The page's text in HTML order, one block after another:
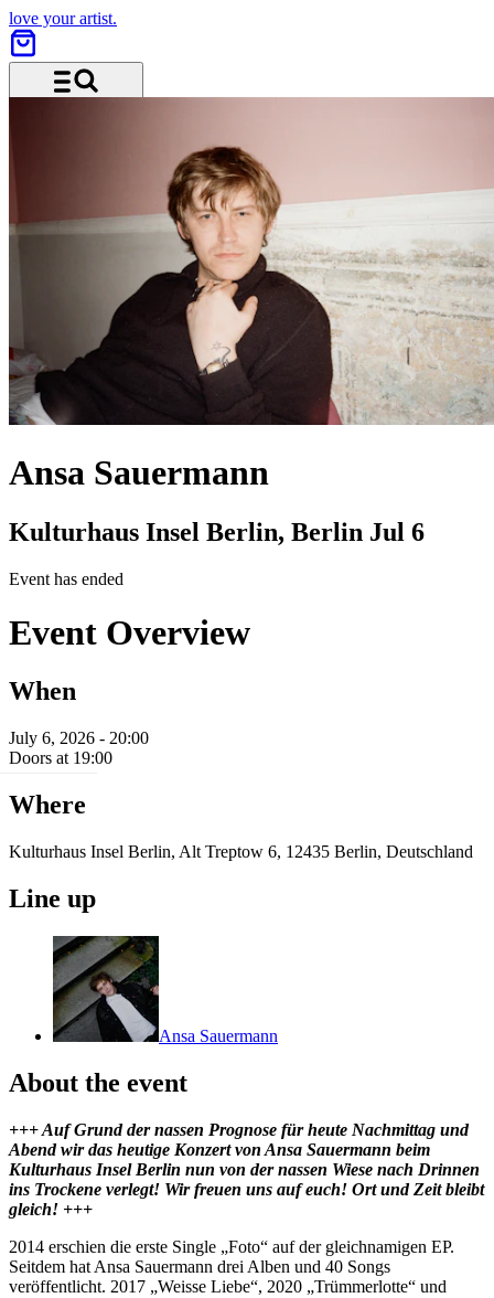
love your artist.
Ansa Sauermann
Kulturhaus Insel Berlin, Berlin Jul 6
Event has ended
Event Overview
When
July 6, 2026 - 20:00
Doors at 19:00
Where
Kulturhaus Insel Berlin, Alt Treptow 6, 12435 Berlin, Deutschland
Line up
Ansa Sauermann
About the event
+++ Auf Grund der nassen Prognose für heute Nachmittag und
Abend wir das heutige Konzert von Ansa Sauermann beim
Kulturhaus Insel Berlin nun von der nassen Wiese nach Drinnen
ins Trockene verlegt! Wir freuen uns auf euch! Ort und Zeit bleibt
gleich! +++
2014 erschien die erste Single „Foto“ auf der gleichnamigen EP.
Seitdem hat Ansa Sauermann drei Alben und 40 Songs
veröffentlicht. 2017 „Weisse Liebe“, 2020 „Trümmerlotte“ und